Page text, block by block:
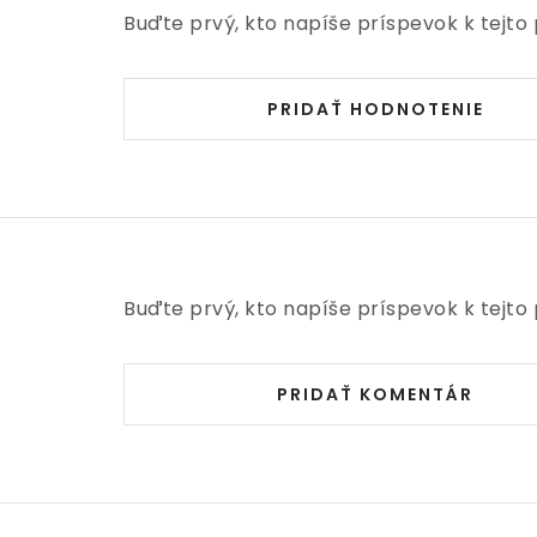
Buďte prvý, kto napíše príspevok k tejto
PRIDAŤ HODNOTENIE
Buďte prvý, kto napíše príspevok k tejto
PRIDAŤ KOMENTÁR